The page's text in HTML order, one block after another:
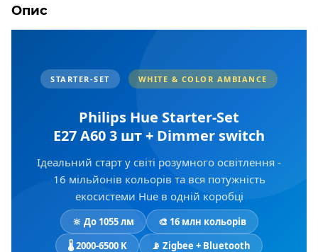
Опис
STARTER-SET WHITE & COLOR AMBIANCE
Philips Hue Starter-Set
E27 A60 3 шт + Dimmer switch
Ідеальний старт у світі розумного освітлення -
16 мільйонів кольорів та вся потужність
екосистеми Hue в одній коробці
🔆 До 1055 лм
🎨 16 млн кольорів
🌡 2000-6500 K
📡 Zigbee + Bluetooth